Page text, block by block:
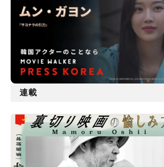
連載